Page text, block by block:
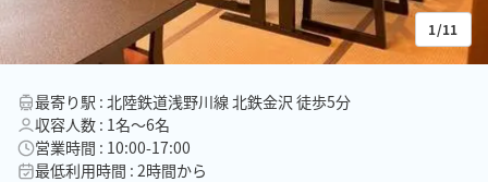
1/11
最寄り駅 : 北陸鉄道浅野川線 北鉄金沢 徒歩5分
収容人数 : 1名〜6名
営業時間 : 10:00-17:00
最低利用時間 : 2時間から